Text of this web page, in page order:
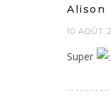
Alison
10 AOÛT
Super